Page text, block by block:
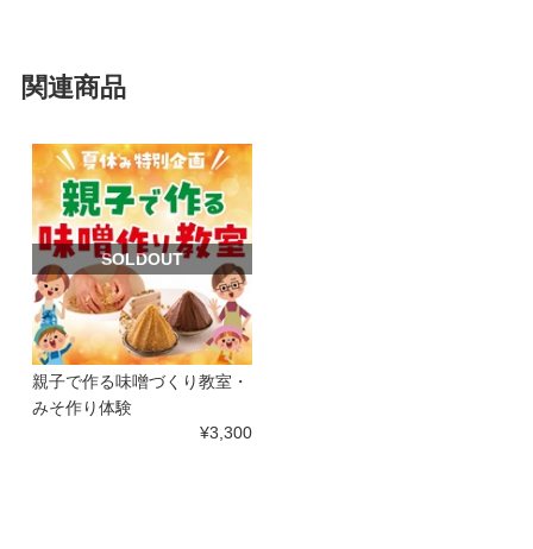
関連商品
SOLDOUT
親子で作る味噌づくり教室・
みそ作り体験
¥3,300